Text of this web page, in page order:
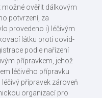
možné ověřit dálkovým
potvrzení, za
provedeno i) léčivým
látku proti covid-
podle nařízení
přípravkem, jehož
léčivého přípravku
přípravek zároveň
organizací pro